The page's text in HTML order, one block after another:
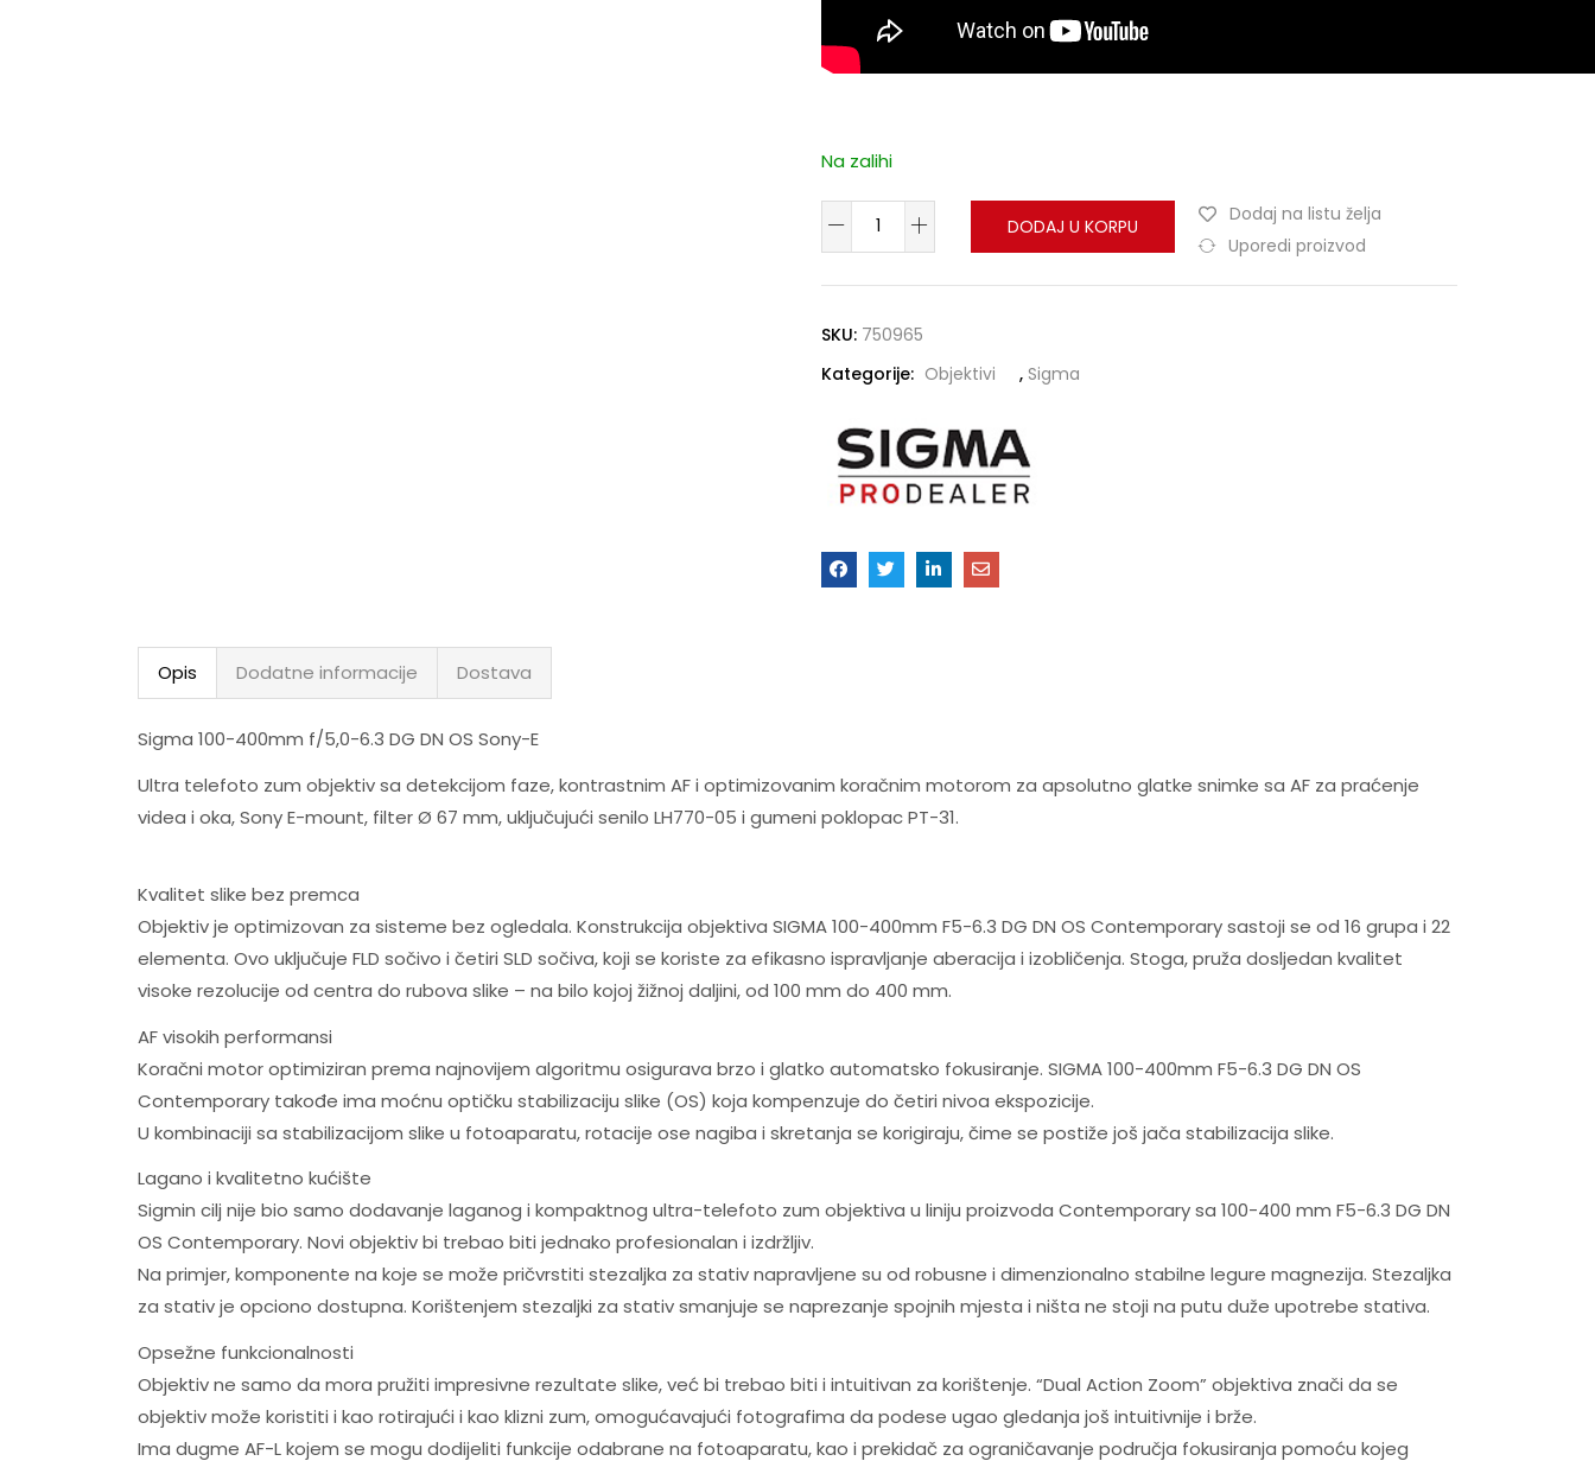
Na zalihi
DODAJ U KORPU
Dodaj na listu želja
Uporedi proizvod
SKU: 750965
Kategorije: Objektivi , Sigma
Opis Dodatne informacije Dostava
Sigma 100-400mm f/5,0-6.3 DG DN OS Sony-E
Ultra telefoto zum objektiv sa detekcijom faze, kontrastnim AF i optimizovanim koračnim motorom za apsolutno glatke snimke sa AF za praćenje
videa i oka, Sony E-mount, filter Ø 67 mm, uključujući senilo LH770-05 i gumeni poklopac PT-31.
Kvalitet slike bez premca
Objektiv je optimizovan za sisteme bez ogledala. Konstrukcija objektiva SIGMA 100-400mm F5-6.3 DG DN OS Contemporary sastoji se od 16 grupa i 22
elementa. Ovo uključuje FLD sočivo i četiri SLD sočiva, koji se koriste za efikasno ispravljanje aberacija i izobličenja. Stoga, pruža dosljedan kvalitet
visoke rezolucije od centra do rubova slike – na bilo kojoj žižnoj daljini, od 100 mm do 400 mm.
AF visokih performansi
Koračni motor optimiziran prema najnovijem algoritmu osigurava brzo i glatko automatsko fokusiranje. SIGMA 100-400mm F5-6.3 DG DN OS
Contemporary takođe ima moćnu optičku stabilizaciju slike (OS) koja kompenzuje do četiri nivoa ekspozicije.
U kombinaciji sa stabilizacijom slike u fotoaparatu, rotacije ose nagiba i skretanja se korigiraju, čime se postiže još jača stabilizacija slike.
Lagano i kvalitetno kućište
Sigmin cilj nije bio samo dodavanje laganog i kompaktnog ultra-telefoto zum objektiva u liniju proizvoda Contemporary sa 100-400 mm F5-6.3 DG DN
OS Contemporary. Novi objektiv bi trebao biti jednako profesionalan i izdržljiv.
Na primjer, komponente na koje se može pričvrstiti stezaljka za stativ napravljene su od robusne i dimenzionalno stabilne legure magnezija. Stezaljka
za stativ je opciono dostupna. Korištenjem stezaljki za stativ smanjuje se naprezanje spojnih mjesta i ništa ne stoji na putu duže upotrebe stativa.
Opsežne funkcionalnosti
Objektiv ne samo da mora pružiti impresivne rezultate slike, već bi trebao biti i intuitivan za korištenje. “Dual Action Zoom” objektiva znači da se
objektiv može koristiti i kao rotirajući i kao klizni zum, omogućavajući fotografima da podese ugao gledanja još intuitivnije i brže.
Ima dugme AF-L kojem se mogu dodijeliti funkcije odabrane na fotoaparatu, kao i prekidač za ograničavanje područja fokusiranja pomoću kojeg